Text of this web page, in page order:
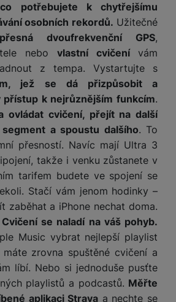
potřebujete k chytřejšímu
osobních rekordů. Užitečné
přesná dvoufrekvenční GPS,
nebo vlastní cvičení vám
z tempa. Vystartujte s
jež se dá přizpůsobit a
přístup k nejrůznějším funkcím.
ovládat cvičení, přejít na další
a spoustu dalšího. To
přesností. Navíc mají Ultra 3
takže i venku zůstanete v
tarifem budete ve spojení se
Stačí vám jenom hodinky –
zaběhat a iPhone nechat doma.
se naladí na váš pohyb.
Music vybrat nejlepší playlist
zrovna spuštěné cvičení a
líbí. Nebo si jednoduše pusťte
playlistů a podcastů. Měřte
aplikaci Strava a nechte se